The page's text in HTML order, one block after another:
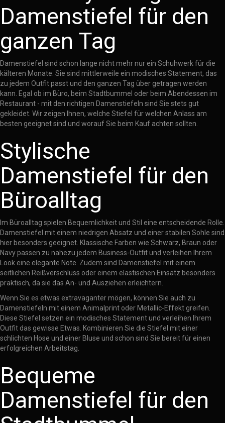
Damenstiefel für den
ganzen Tag
Damenstiefel sind schon lange nicht mehr nur ein Schuhwerk für die
kälteren Monate. Sie sind mittlerweile ein modisches Statement, das
zu jedem Outfit passt und den ganzen Tag über getragen werden
kann. Egal ob im Büro, beim Stadtbummel oder beim Abendessen im
Restaurant - mit den richtigen Damenstiefeln sind Sie stets gut
gekleidet. Wir zeigen Ihnen, welche Stiefel für welchen Anlass am
besten geeignet sind und worauf Sie beim Kauf achten sollten.
Stylische
Damenstiefel für den
Büroalltag
Im Büroalltag spielen Bequemlichkeit und Stil eine entscheidende Rolle.
Damenstiefel mit einem niedrigen Absatz und einer stabilen Sohle sind
hier besonders geeignet. Klassische Farben wie Schwarz, Braun oder
Navy passen zu nahezu jedem Business-Outfit und verleihen Ihrem
Look eine elegante Note. Zudem sind Damenstiefel mit einem
seitlichen Reißverschluss oder einem elastischen Einsatz besonders
praktisch, da sie das An- und Ausziehen erleichtern.
Wenn Sie es etwas extravaganter mögen, können Sie auch zu
Damenstiefeln mit einem Animalprint oder Metallic-Effekt greifen.
Diese Stiefel setzen ein modisches Statement und verleihen Ihrem
Outfit das gewisse Etwas. Kombinieren Sie die Stiefel mit einer
schlichten Hose und einer Bluse und schon sind Sie bereit für einen
erfolgreichen Arbeitstag.
Bequeme
Damenstiefel für den